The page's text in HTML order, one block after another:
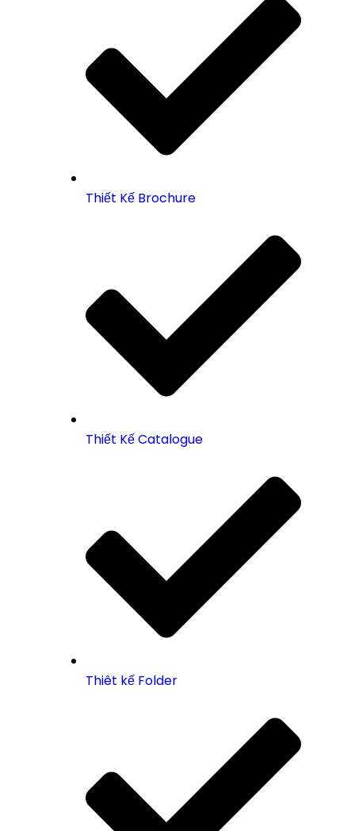
Thiết Kế Brochure
Thiết Kế Catalogue
Thiêt kế Folder